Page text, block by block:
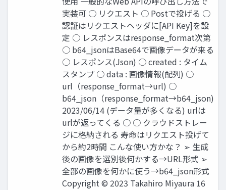
実装可 ○ リクエスト ○ Postで投げる ○
認証はリクエストヘッダに[API Key]を設
定 ○ レスポンスはresponse_format次第
○ b64_jsonはBase64で画像データが来る
○ レスポンス(Json) ○ created : タイム
スタンプ ○ data : 画像情報(配列) ○
url（response_format→url) ○
b64_json（response_format→b64_json)
2023/06/14 (データ量が多くなる) urlは
urlが返ってくる ○ ○ クラウドストレー
ジに格納される 寿命はリクエスト投げて
から約2時間 こんな使い方かな？ ➢ 生成
後の画像を選別後何かする→URL形式 ➢
全部の画像を何かに使う→b64_json形式
Copyright © 2023 Takahiro Miyaura 16